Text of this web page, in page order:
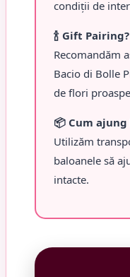
condiții de
🍾 Gift Pairing?
Recomandăm
Bacio di Bolle
de flori
📦 Cum
Utilizăm
baloanele să
intacte.